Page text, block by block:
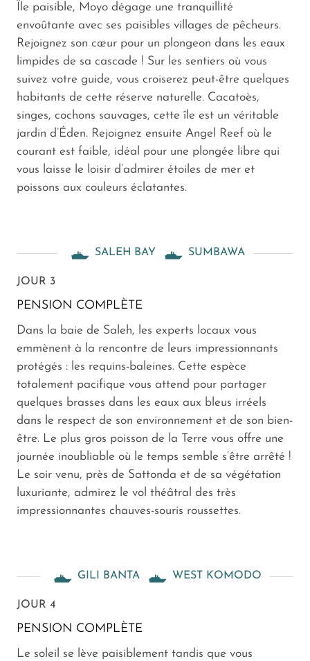
Île paisible, Moyo dégage une tranquillité
envoûtante avec ses paisibles villages de pêcheurs.
Rejoignez son cœur pour un plongeon dans les eaux
limpides de sa cascade ! Sur les sentiers où vous
suivez votre guide, vous croiserez peut-être quelques
habitants de cette réserve naturelle. Cacatoès,
singes, cochons sauvages, cette île est un véritable
jardin d’Éden. Rejoignez ensuite Angel Reef où le
courant est faible, idéal pour une plongée libre qui
vous laisse le loisir d’admirer étoiles de mer et
poissons aux couleurs éclatantes.
SALEH BAY SUMBAWA
JOUR 3
PENSION COMPLÈTE
Dans la baie de Saleh, les experts locaux vous
emmènent à la rencontre de leurs impressionnants
protégés : les requins-baleines. Cette espèce
totalement pacifique vous attend pour partager
quelques brasses dans les eaux aux bleus irréels
dans le respect de son environnement et de son bien-
être. Le plus gros poisson de la Terre vous offre une
journée inoubliable où le temps semble s’être arrêté !
Le soir venu, près de Sattonda et de sa végétation
luxuriante, admirez le vol théâtral des très
impressionnantes chauves-souris roussettes.
GILI BANTA WEST KOMODO
JOUR 4
PENSION COMPLÈTE
Le soleil se lève paisiblement tandis que vous